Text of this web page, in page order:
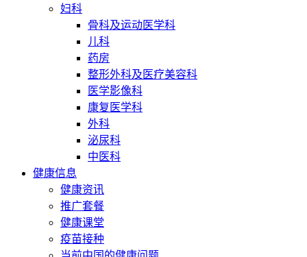
妇科
骨科及运动医学科
儿科
药房
整形外科及医疗美容科
医学影像科
康复医学科
外科
泌尿科
中医科
健康信息
健康资讯
推广套餐
健康课堂
疫苗接种